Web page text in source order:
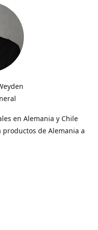
en Alemania y Chile
de Alemania a